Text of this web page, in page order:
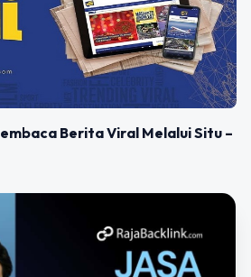
Berita Viral Melalui Situ –